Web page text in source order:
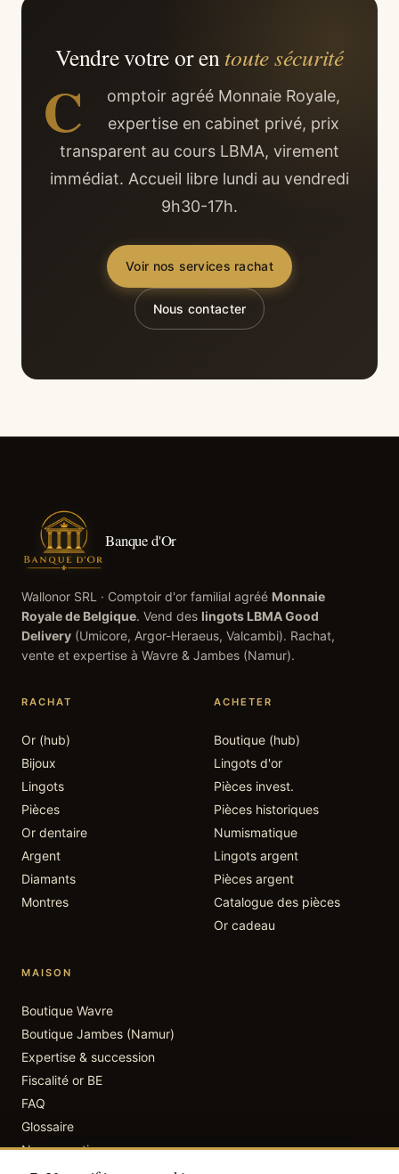
Vendre votre or en toute sécurité
C
omptoir agréé Monnaie Royale,
expertise en cabinet privé, prix
transparent au cours LBMA, virement
immédiat. Accueil libre lundi au vendredi
9h30-17h.
Voir nos services rachat
Nous contacter
Banque d'Or
Wallonor SRL · Comptoir d'or familial agréé Monnaie
Royale de Belgique. Vend des lingots LBMA Good
Delivery (Umicore, Argor-Heraeus, Valcambi). Rachat,
vente et expertise à Wavre & Jambes (Namur).
RACHAT
Or (hub)
Bijoux
Lingots
Pièces
Or dentaire
Argent
Diamants
Montres
ACHETER
Boutique (hub)
Lingots d'or
Pièces invest.
Pièces historiques
Numismatique
Lingots argent
Pièces argent
Catalogue des pièces
Or cadeau
MAISON
Boutique Wavre
Boutique Jambes (Namur)
Expertise & succession
Fiscalité or BE
FAQ
Glossaire
Nos garanties